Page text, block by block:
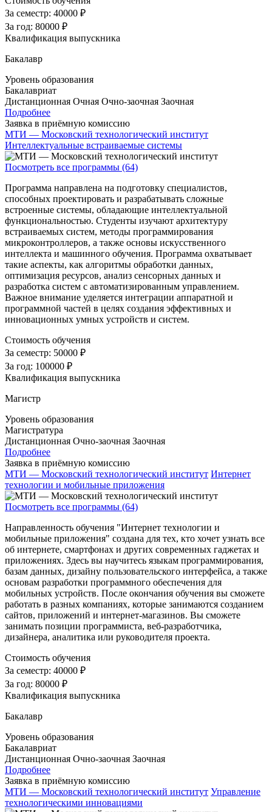
За семестр: 40000 ₽
За год: 80000 ₽
Квалификация выпускника
Бакалавр
Уровень образования
Бакалавриат
Дистанционная Очная Очно-заочная Заочная
Подробнее
Заявка в приёмную комиссию
МТИ — Московский технологический институт
Интеллектуальные встраиваемые системы
Посмотреть все программы (64)
Программа направлена на подготовку специалистов,
способных проектировать и разрабатывать сложные
встроенные системы, обладающие интеллектуальной
функциональностью. Студенты изучают архитектуру
встраиваемых систем, методы программирования
микроконтроллеров, а также основы искусственного
интеллекта и машинного обучения. Программа охватывает
такие аспекты, как алгоритмы обработки данных,
оптимизация ресурсов, анализ сенсорных данных и
разработка систем с автоматизированным управлением.
Важное внимание уделяется интеграции аппаратной и
программной частей в целях создания эффективных и
инновационных умных устройств и систем.
Стоимость обучения
За семестр: 50000 ₽
За год: 100000 ₽
Квалификация выпускника
Магистр
Уровень образования
Магистратура
Дистанционная Очно-заочная Заочная
Подробнее
Заявка в приёмную комиссию
МТИ — Московский технологический институт Интернет
технологии и мобильные приложения
Посмотреть все программы (64)
Направленность обучения "Интернет технологии и
мобильные приложения" создана для тех, кто хочет узнать все
об интернете, смартфонах и других современных гаджетах и
приложениях. Здесь вы научитесь языкам программирования,
базам данных, дизайну пользовательского интерфейса, а также
основам разработки программного обеспечения для
мобильных устройств. После окончания обучения вы сможете
работать в разных компаниях, которые занимаются созданием
сайтов, приложений и интернет-магазинов. Вы сможете
занимать позиции программиста, веб-разработчика,
дизайнера, аналитика или руководителя проекта.
Стоимость обучения
За семестр: 40000 ₽
За год: 80000 ₽
Квалификация выпускника
Бакалавр
Уровень образования
Бакалавриат
Дистанционная Очно-заочная Заочная
Подробнее
Заявка в приёмную комиссию
МТИ — Московский технологический институт Управление
технологическими инновациями